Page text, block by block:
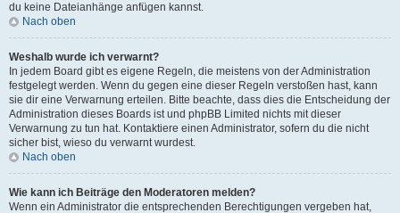
du keine Dateianhänge anfügen kannst.
Nach oben
Weshalb wurde ich verwarnt?
In jedem Board gibt es eigene Regeln, die meistens von der Administration
festgelegt werden. Wenn du gegen eine dieser Regeln verstoßen hast, kann
sie dir eine Verwarnung erteilen. Bitte beachte, dass dies die Entscheidung der
Administration dieses Boards ist und phpBB Limited nichts mit dieser
Verwarnung zu tun hat. Kontaktiere einen Administrator, sofern du die nicht
sicher bist, wieso du verwarnt wurdest.
Nach oben
Wie kann ich Beiträge den Moderatoren melden?
Wenn ein Administrator die entsprechenden Berechtigungen vergeben hat,